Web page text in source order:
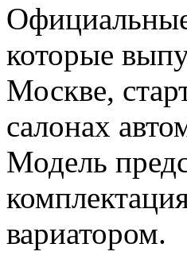
которые
Москве,
салонах
Модель
вариатором.